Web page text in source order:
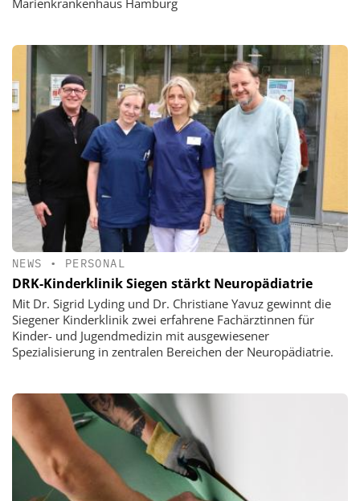
NEWS • PERSONAL
DRK-Kinderklinik Siegen stärkt Neuropädiatrie
Mit Dr. Sigrid Lyding und Dr. Christiane Yavuz gewinnt die
Siegener Kinderklinik zwei erfahrene Fachärztinnen für
Kinder- und Jugendmedizin mit ausgewiesener
Spezialisierung in zentralen Bereichen der Neuropädiatrie.